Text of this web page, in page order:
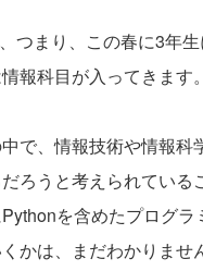
つまり、この春に3年
報科目が入ってきます。
で、情報技術や情報科
ろうと考えられている
を含めたプログ
かは、まだわかりませ